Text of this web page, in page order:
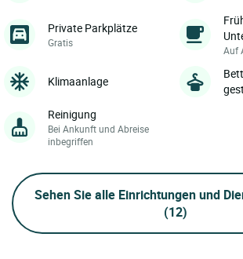
Private Parkplätze
Gratis
Auf
Klimaanlage
Reinigung
Bei Ankunft und Abreise
inbegriffen
Sehen Sie alle Einrichtungen und
(12)